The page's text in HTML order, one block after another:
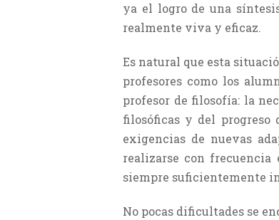
ya el logro de una
realmente viva y eficaz.
Es natural que esta
profesores como los
profesor de filosofía: la
filosóficas y del progreso
exigencias de nuevas
realizarse con
siempre suficien­temente
No pocas dificultades se